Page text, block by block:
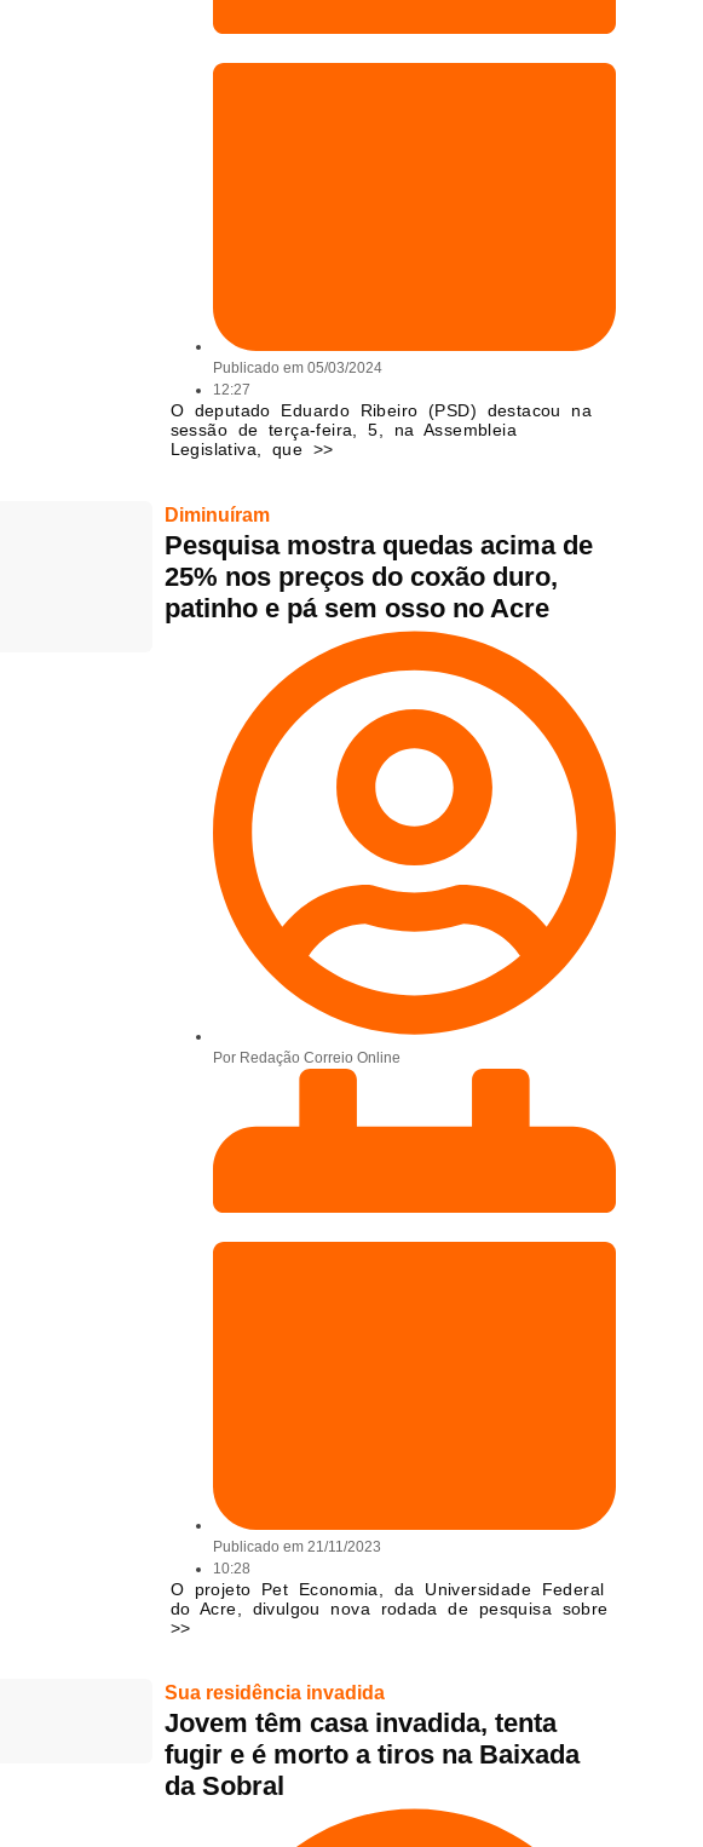
Publicado em 05/03/2024
12:27
O deputado Eduardo Ribeiro (PSD) destacou na
sessão de terça-feira, 5, na Assembleia
Legislativa, que >>
Diminuíram
Pesquisa mostra quedas acima de
25% nos preços do coxão duro,
patinho e pá sem osso no Acre
Por Redação Correio Online
Publicado em 21/11/2023
10:28
O projeto Pet Economia, da Universidade Federal
do Acre, divulgou nova rodada de pesquisa sobre
>>
Sua residência invadida
Jovem têm casa invadida, tenta
fugir e é morto a tiros na Baixada
da Sobral